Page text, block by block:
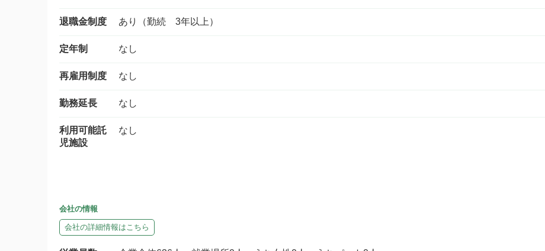
退職金制度 あり（勤続 3年以上）
定年制 なし
再雇用制度 なし
勤務延長 なし
利用可能託
児施設
なし
会社の情報
会社の詳細情報はこちら